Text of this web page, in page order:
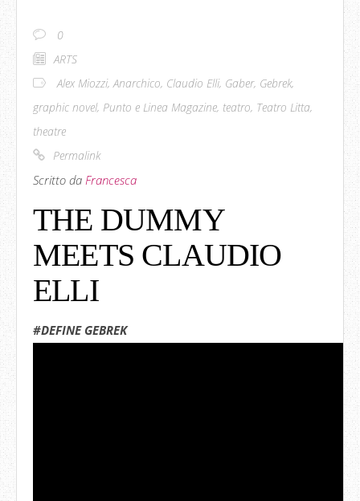
0
ARTS
Alex Miozzi,Anarchico, Claudio Elli, Gaber, Gebrek,
graphic novel, Punto e Linea Magazine, teatro, Teatro Litta,
theatre
Permalink
Scritto da Francesca
THE DUMMY
MEETS CLAUDIO
ELLI
#DEFINE GEBREK